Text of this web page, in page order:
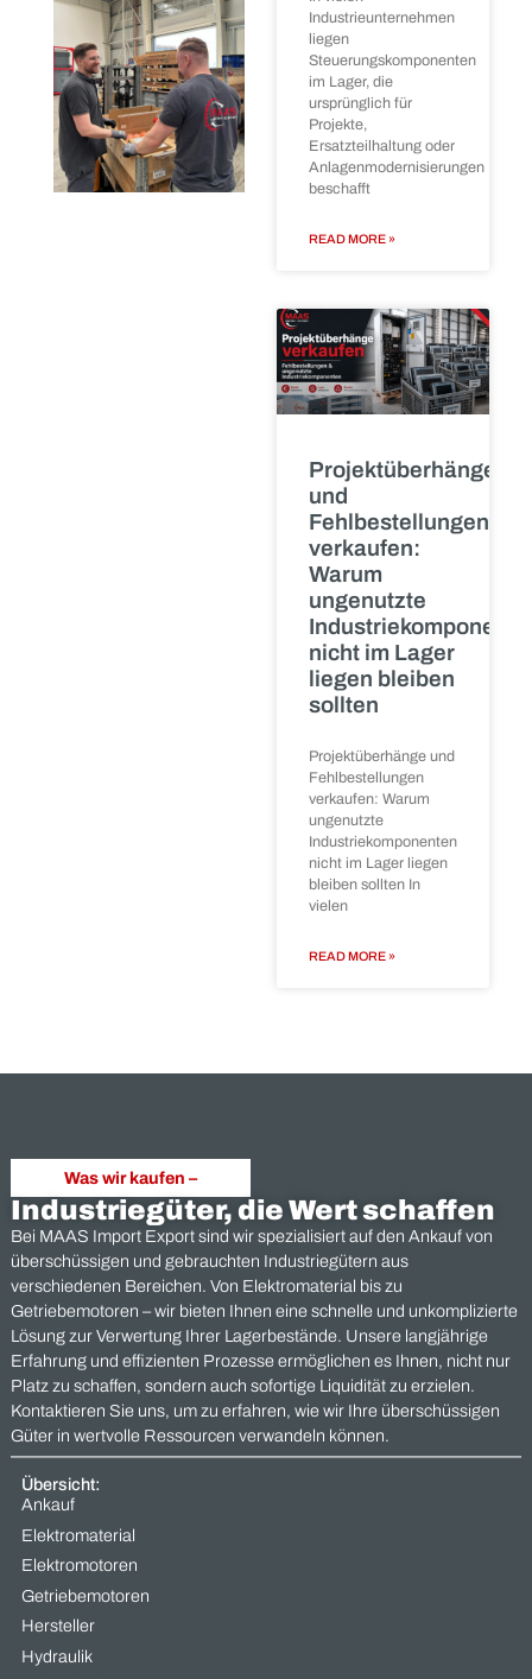
🔧 Pneumatik, Hydraulik
& Antriebstechnik
🔧
Schaltschrankbaugruppen
& Industrieelektronik
Sie wissen nicht, ob
Standort verlagert
werden, entsteht
häufig hoher
organisatorischer
READ MORE »
Siemens
1500 CPUs
verkaufen:
Ankauf
größerer
SPS-
Bestände
In vielen
Industrieunternehmen
liegen
im Lager, die
ursprünglich für
Projekte,
Ersatzteilhaltung oder
beschafft
und
verkaufen:
Warum
ungenutzte
nicht im Lager
liegen bleiben
sollten